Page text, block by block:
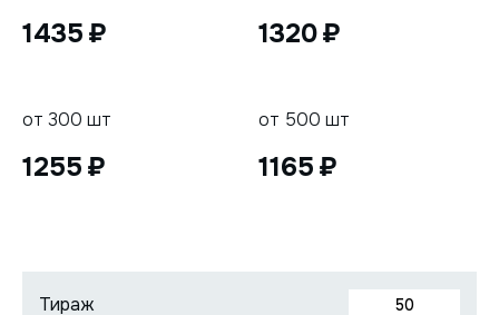
1435 1320
от 300 шт
1255
от 500 шт
1165